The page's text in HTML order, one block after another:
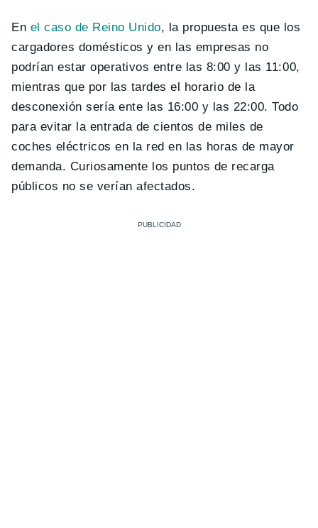
En el caso de Reino Unido, la propuesta es que los
cargadores domésticos y en las empresas no
podrían estar operativos entre las 8:00 y las 11:00,
mientras que por las tardes el horario de la
desconexión sería ente las 16:00 y las 22:00. Todo
para evitar la entrada de cientos de miles de
coches eléctricos en la red en las horas de mayor
demanda. Curiosamente los puntos de recarga
públicos no se verían afectados.